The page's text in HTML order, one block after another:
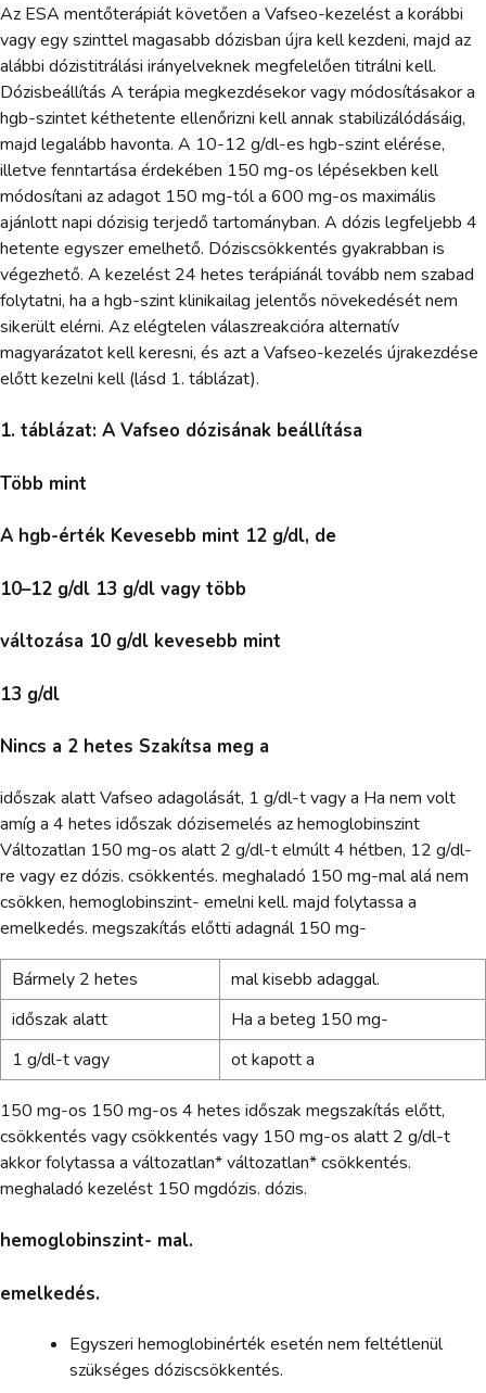
Az ESA mentőterápiát követően a Vafseo-kezelést a korábbi
vagy egy szinttel magasabb dózisban újra kell kezdeni, majd az
alábbi dózistitrálási irányelveknek megfelelően titrálni kell.
Dózisbeállítás A terápia megkezdésekor vagy módosításakor a
hgb-szintet kéthetente ellenőrizni kell annak stabilizálódásáig,
majd legalább havonta. A 10-12 g/dl-es hgb-szint elérése,
illetve fenntartása érdekében 150 mg-os lépésekben kell
módosítani az adagot 150 mg-tól a 600 mg-os maximális
ajánlott napi dózisig terjedő tartományban. A dózis legfeljebb 4
hetente egyszer emelhető. Dóziscsökkentés gyakrabban is
végezhető. A kezelést 24 hetes terápiánál tovább nem szabad
folytatni, ha a hgb-szint klinikailag jelentős növekedését nem
sikerült elérni. Az elégtelen válaszreakcióra alternatív
magyarázatot kell keresni, és azt a Vafseo-kezelés újrakezdése
előtt kezelni kell (lásd 1. táblázat).
1. táblázat: A Vafseo dózisának beállítása
Több mint
A hgb-érték Kevesebb mint 12 g/dl, de
10–12 g/dl 13 g/dl vagy több
változása 10 g/dl kevesebb mint
13 g/dl
Nincs a 2 hetes Szakítsa meg a
időszak alatt Vafseo adagolását, 1 g/dl-t vagy a Ha nem volt
amíg a 4 hetes időszak dózisemelés az hemoglobinszint
Változatlan 150 mg-os alatt 2 g/dl-t elmúlt 4 hétben, 12 g/dl-
re vagy ez dózis. csökkentés. meghaladó 150 mg-mal alá nem
csökken, hemoglobinszint- emelni kell. majd folytassa a
emelkedés. megszakítás előtti adagnál 150 mg-
Bármely 2 hetes
mal kisebb adaggal.
időszak alatt
Ha a beteg 150 mg-
1 g/dl-t vagy
ot kapott a
150 mg-os 150 mg-os 4 hetes időszak megszakítás előtt,
csökkentés vagy csökkentés vagy 150 mg-os alatt 2 g/dl-t
akkor folytassa a változatlan* változatlan* csökkentés.
meghaladó kezelést 150 mgdózis. dózis.
hemoglobinszint- mal.
emelkedés.
Egyszeri hemoglobinérték esetén nem feltétlenül
szükséges dóziscsökkentés.